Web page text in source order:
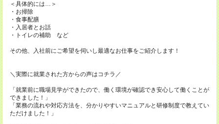
＜具体的には…＞
・お掃除
・食事配膳
・入居者とお話
・トイレの補助 など
その他、入社前にご希望を伺いし最適なお仕事をご紹介します！
＼実際に就業された方からの声はコチラ／
「就業前に職場見学ができたので、働く環境が確認でき安心して働くことが
できました！」
「業務の流れや対応方法を、分かりやすいマニュアルと研修制度で教えてい
ただけました！」